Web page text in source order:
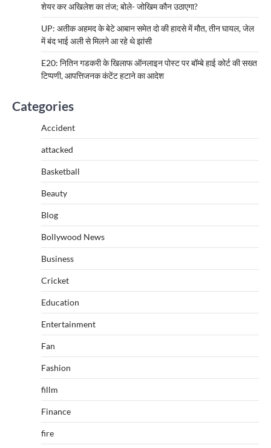
शेयर कर अखिलेश का तंज; बोले- जोखिम कौन उठाएगा?
UP: अतीक अहमद के बेटे आबान समेत दो की हादसे में मौत, तीन घायल, जेल
में बंद भाई अली से मिलने आ रहे थे झांसी
E20: नितिन गडकरी के खिलाफ ऑनलाइन पोस्ट पर बॉम्बे हाई कोर्ट की सख्त
टिप्पणी, आपत्तिजनक कंटेंट हटाने का आदेश
Categories
Accident
attacked
Basketball
Beauty
Blog
Bollywood News
Business
Cricket
Education
Entertainment
Fan
Fashion
fillm
Finance
fire